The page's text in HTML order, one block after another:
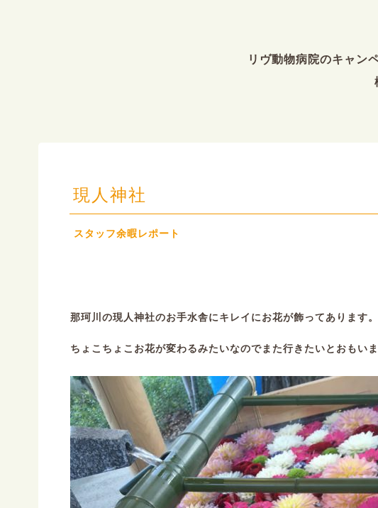
リヴ動物病院のキャン
現人神社
スタッフ余暇レポート
那珂川の現人神社のお手水舎にキレイにお花が飾ってあります。
ちょこちょこお花が変わるみたいなのでまた行きたいとおもいま